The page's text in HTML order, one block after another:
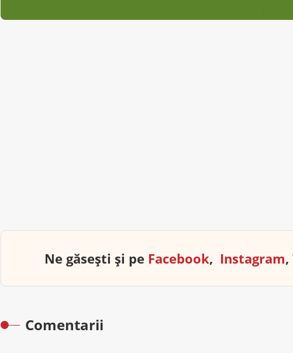
Ne găsești și pe Facebook, Instagram,
Comentarii